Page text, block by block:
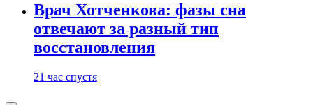
Врач Хотченкова: фазы сна
отвечают за разный тип
восстановления
21 час спустя